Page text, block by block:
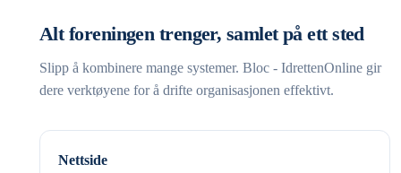
Alt foreningen trenger, samlet på ett sted
Slipp å kombinere mange systemer. Bloc - IdrettenOnline gir
dere verktøyene for å drifte organisasjonen effektivt.
Nettside